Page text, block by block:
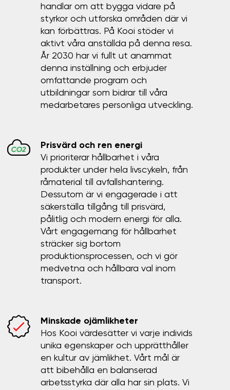
handlar om att bygga vidare på
styrkor och utforska områden där vi
kan förbättras. På Kooi stöder vi
aktivt våra anställda på denna resa.
År 2030 har vi fullt ut anammat
denna inställning och erbjuder
omfattande program och
utbildningar som bidrar till våra
medarbetares personliga utveckling.
Prisvärd och ren energi
Vi prioriterar hållbarhet i våra
produkter under hela livscykeln, från
råmaterial till avfallshantering.
Dessutom är vi engagerade i att
säkerställa tillgång till prisvärd,
pålitlig och modern energi för alla.
Vårt engagemang för hållbarhet
sträcker sig bortom
produktionsprocessen, och vi gör
medvetna och hållbara val inom
transport.
Minskade ojämlikheter
Hos Kooi värdesätter vi varje individs
unika egenskaper och upprätthåller
en kultur av jämlikhet. Vårt mål är
att bibehålla en balanserad
arbetsstyrka där alla har sin plats. Vi